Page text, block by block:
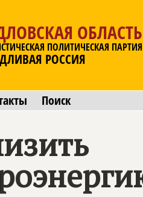
ОБЛАСТЬ
ПОЛИТИЧЕСКАЯ ПАРТИЯ
РОССИЯ
Поиск